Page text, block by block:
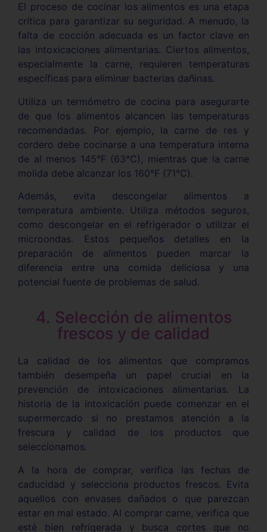
El proceso de cocinar los alimentos es una etapa
crítica para garantizar su seguridad. A menudo, la
falta de cocción adecuada es un factor clave en
las intoxicaciones alimentarias. Ciertos alimentos,
especialmente la carne, requieren temperaturas
específicas para eliminar bacterias dañinas.
Utiliza un termómetro de cocina para asegurarte
de que los alimentos alcancen las temperaturas
recomendadas. Por ejemplo, la carne de res y
cordero debe cocinarse a una temperatura interna
de al menos 145°F (63°C), mientras que la carne
molida debe alcanzar los 160°F (71°C).
Además, evita descongelar alimentos a
temperatura ambiente. Utiliza métodos seguros,
como descongelar en el refrigerador o utilizar el
microondas. Estos pequeños detalles en la
preparación de alimentos pueden marcar la
diferencia entre una comida deliciosa y una
potencial fuente de problemas de salud.
4. Selección de alimentos
frescos y de calidad
La calidad de los alimentos que compramos
también desempeña un papel crucial en la
prevención de intoxicaciones alimentarias. La
historia de la intoxicación puede comenzar en el
supermercado si no prestamos atención a la
frescura y calidad de los productos que
seleccionamos.
A la hora de comprar, verifica las fechas de
caducidad y selecciona productos frescos. Evita
aquellos con envases dañados o que parezcan
estar en mal estado. Al comprar carne, verifica que
esté bien refrigerada y busca cortes que no